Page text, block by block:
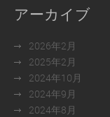
アーカイブ
2026年2月
2025年2月
2024年10月
2024年9月
2024年8月